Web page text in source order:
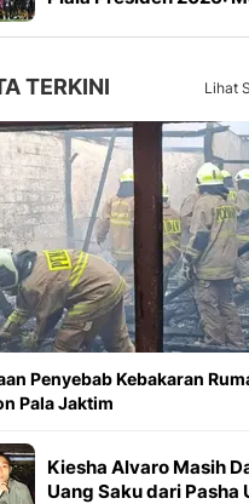
TERKINI Lihat
Penyebab Kebakaran
Pala Jaktim
Kiesha Alvaro Masih
Uang Saku dari Pasha